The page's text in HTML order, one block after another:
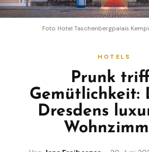
Foto: Hotel Taschenbergpalais
HOTELS
Prunk
Gemütlichkeit:
Dresdens